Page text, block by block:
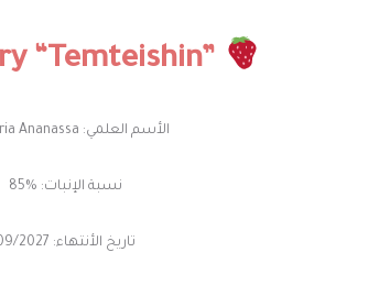
“Temteishin”
الأسم العلمي: Fragaria Ananassa
نسبة الإنبات: %85
تاريخ الأنتهاء: 09/2027